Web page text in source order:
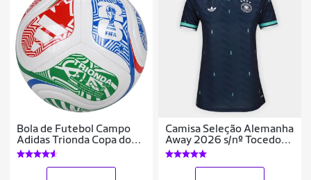
Bola de Futebol Campo
Adidas Trionda Copa do
Mundo 2026 Club
Camisa Seleção Alemanha
Away 2026 s/nº Tocedor
Adidas Originals Feminina